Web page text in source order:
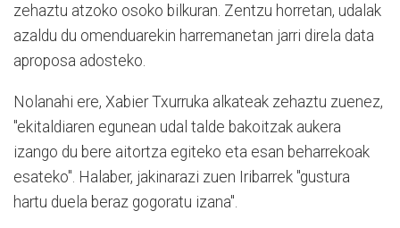
zehaztu atzoko osoko bilkuran. Zentzu horretan, udalak
azaldu du omenduarekin harremanetan jarri direla data
aproposa adosteko.
Nolanahi ere, Xabier Txurruka alkateak zehaztu zuenez,
"ekitaldiaren egunean udal talde bakoitzak aukera
izango du bere aitortza egiteko eta esan beharrekoak
esateko". Halaber, jakinarazi zuen Iribarrek "gustura
hartu duela beraz gogoratu izana".